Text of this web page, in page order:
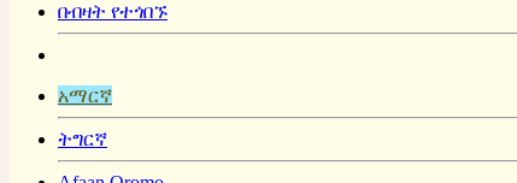
በብዛት የተጎበኙ
አማርኛ
ትግርኛ